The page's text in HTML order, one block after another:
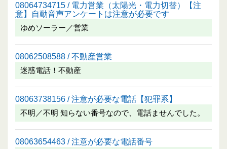
08064734715 / 電力営業（太陽光・電力切替）【注
意】自動音声アンケートは注意が必要です
ゆめソーラー／営業
08062508588 / 不動産営業
迷惑電話！不動産
08063738156 / 注意が必要な電話【犯罪系】
不明／不明 知らない番号なので、電話ませんでした。
08063654463 / 注意が必要な電話番号